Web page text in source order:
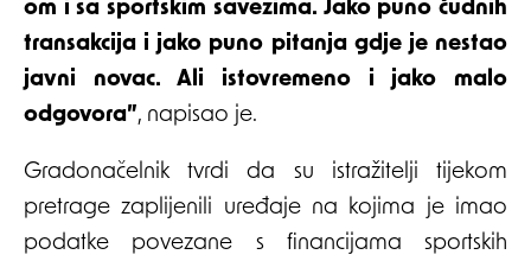
om i sa sportskim savezima. Jako puno čudnih
transakcija i jako puno pitanja gdje je nestao
javni novac. Ali istovremeno i jako malo
odgovora”, napisao je.
Gradonačelnik tvrdi da su istražitelji tijekom
pretrage zaplijenili uređaje na kojima je imao
podatke povezane s financijama sportskih